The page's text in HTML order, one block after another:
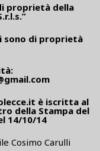
proprietà della
sono di proprietà
è iscritta al
della Stampa del
14/10/14
Cosimo Carulli